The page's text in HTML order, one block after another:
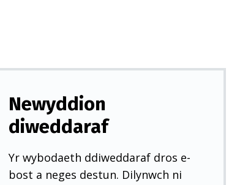
Newyddion
diweddaraf
Yr wybodaeth ddiweddaraf dros e-
bost a neges destun. Dilynwch ni